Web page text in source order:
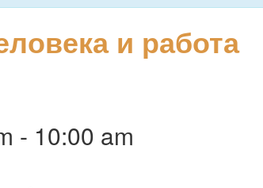
и работа
- 10:00 am